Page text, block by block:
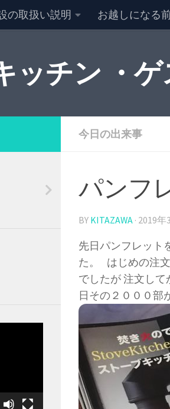
の取扱い説明 お越しになる
ッチン ・
今日の出来事
パンフ
BY KITAZAWA · 2019年
先日パンフレット
た。 はじめの注
でしたが 注文し
日その２０００部